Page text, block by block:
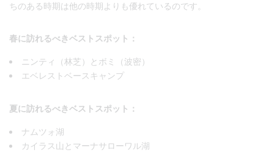
ちのある時期は他の時期よりも優れているのです。
春に訪れるべきベストスポット：
ニンティ（林芝）とボミ（波密）
エベレストベースキャンプ
夏に訪れるべきベストスポット：
ナムツォ湖
カイラス山とマーナサローワル湖